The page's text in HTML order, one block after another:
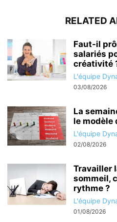
RELATED
Faut-il
salariés
créativité
L'équipe
03/08/2026
La
le modèle
L'équipe
02/08/2026
Travailler
sommeil,
rythme ?
L'équipe
01/08/2026